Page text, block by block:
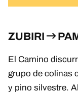
ZUBIRI
El Camino
grupo de colinas
y pino silvestre.